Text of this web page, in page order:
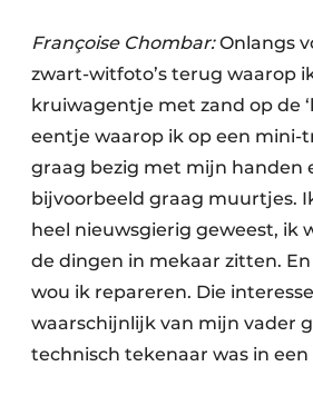
Françoise Chombar:Onlangs
zwart-witfoto’s terug waarop
kruiwagentje met zand op de
eentje waarop ik op een mini-
graag bezig met mijn handen
bijvoorbeeld graag muurtjes.
heel nieuwsgierig geweest, ik
de dingen in mekaar zitten.
wou ik repareren. Die
waarschijnlijk van mijn vader
technisch tekenaar was in